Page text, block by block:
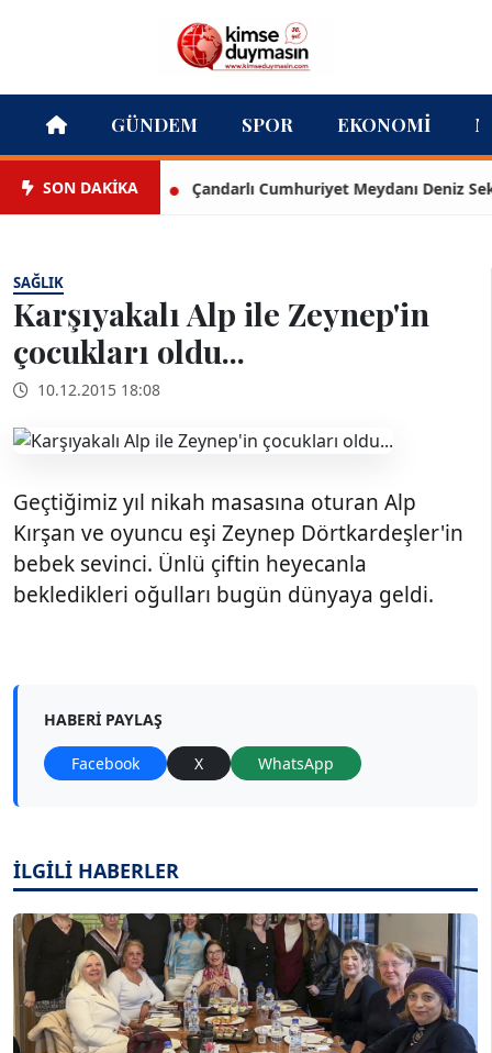
GÜNDEM SPOR EKONOMI
SON DAKİKA Çandarlı Cumhuriyet Meydanı Deniz Seki
SAĞLIK
Karşıyakalı Alp ile Zeynep'in
çocukları oldu...
10.12.2015 18:08
Geçtiğimiz yıl nikah masasına oturan Alp
Kırşan ve oyuncu eşi Zeynep Dörtkardeşler'in
bebek sevinci. Ünlü çiftin heyecanla
bekledikleri oğulları bugün dünyaya geldi.
HABERI PAYLAŞ
Facebook X WhatsApp
İLGİLİ HABERLER